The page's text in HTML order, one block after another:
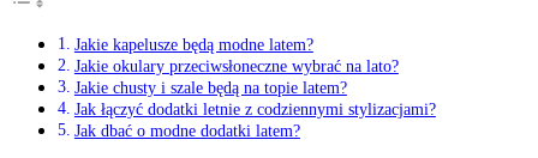
Jakie kapelusze będą modne latem?
Jakie okulary przeciwsłoneczne wybrać na lato?
Jakie chusty i szale będą na topie latem?
Jak łączyć dodatki letnie z codziennymi stylizacjami?
Jak dbać o modne dodatki latem?